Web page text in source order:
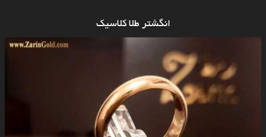
انگشتر طلا کلاسیک